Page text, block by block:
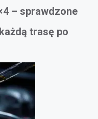
– sprawdzone
trasę po